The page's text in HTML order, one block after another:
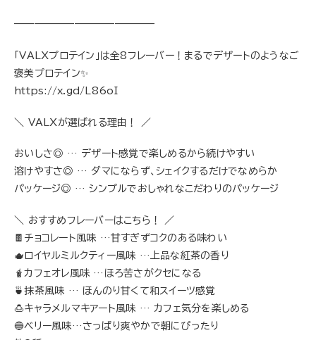
——————————————
「VALXプロテイン」は全8フレーバー！まるでデザートのようなご
褒美プロテイン✨
https://x.gd/L86oI
＼ VALXが選ばれる理由！ ／
おいしさ◎ … デザート感覚で楽しめるから続けやすい
溶けやすさ◎ … ダマにならず、シェイクするだけでなめらか
パッケージ◎ … シンプルでおしゃれなこだわりのパッケージ
＼ おすすめフレーバーはこちら！ ／
🍫チョコレート風味 …甘すぎずコクのある味わい
🫖ロイヤルミルクティー風味 …上品な紅茶の香り
🧋カフェオレ風味 …ほろ苦さがクセになる
🍵抹茶風味 … ほんのり甘くて和スイーツ感覚
🍮キャラメルマキアート風味 … カフェ気分を楽しめる
🔵ベリー風味…さっぱり爽やかで朝にぴったり